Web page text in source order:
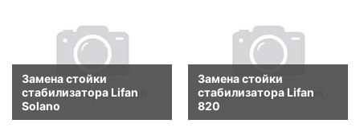
Замена стойки
стабилизатора Lifan
Solano
Замена стойки
стабилизатора Lifan
820